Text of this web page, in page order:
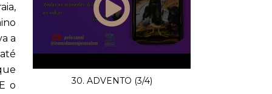
a
o
30. ADVENTO (3/4)